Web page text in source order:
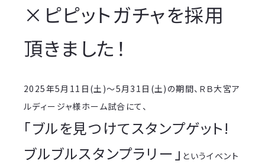
×ピピットガチャを採用
頂きました！
2025年5月11日(土)～5月31日(土)の期間、ＲＢ大宮ア
ルディージャ様ホーム試合にて、
「ブルを見つけてスタンプゲット!
ブルブルスタンプラリー」 というイベント